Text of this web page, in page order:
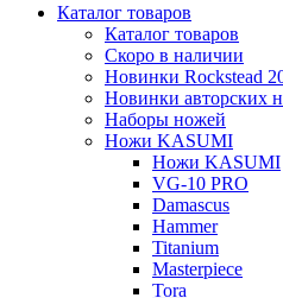
Каталог товаров
Каталог товаров
Скоро в наличии
Новинки Rockstead
Новинки авторских
Наборы ножей
Ножи KASUMI
Ножи KASUMI
VG-10 PRO
Damascus
Hammer
Titanium
Masterpiece
Tora